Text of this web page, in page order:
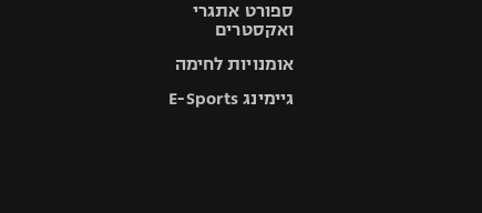
ספורט אתגרי
ואקסטרים
אומנויות לחימה
גיימינג E-Sports